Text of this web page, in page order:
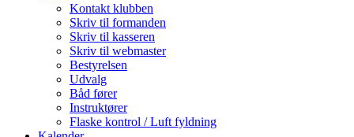
Kontakt klubben
Skriv til formanden
Skriv til kasseren
Skriv til webmaster
Bestyrelsen
Udvalg
Båd fører
Instruktører
Flaske kontrol / Luft fyldning